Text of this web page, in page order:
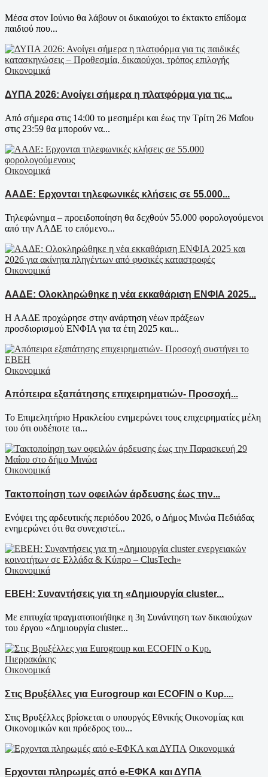
Μέσα στον Ιούνιο θα λάβουν οι δικαιούχοι το έκτακτο επίδομα
παιδιού που...
Οικονομικά
ΔΥΠΑ 2026: Ανοίγει σήμερα η πλατφόρμα για τις...
Από σήμερα στις 14:00 το μεσημέρι και έως την Τρίτη 26 Μαΐου
στις 23:59 θα μπορούν να...
Οικονομικά
ΑΑΔΕ: Ερχονται τηλεφωνικές κλήσεις σε 55.000...
Τηλεφώνημα – προειδοποίηση θα δεχθούν 55.000 φορολογούμενοι
από την ΑΑΔΕ το επόμενο...
Οικονομικά
ΑΑΔΕ: Ολοκληρώθηκε η νέα εκκαθάριση ΕΝΦΙΑ 2025...
Η ΑΑΔΕ προχώρησε στην ανάρτηση νέων πράξεων
προσδιορισμού ΕΝΦΙΑ για τα έτη 2025 και...
Οικονομικά
Απόπειρα εξαπάτησης επιχειρηματιών- Προσοχή...
Το Επιμελητήριο Ηρακλείου ενημερώνει τους επιχειρηματίες μέλη
του ότι ουδέποτε τα...
Οικονομικά
Τακτοποίηση των οφειλών άρδευσης έως την...
Ενόψει της αρδευτικής περιόδου 2026, ο Δήμος Μινώα Πεδιάδας
ενημερώνει ότι θα συνεχιστεί...
Οικονομικά
EBEH: Συναντήσεις για τη «Δημιουργία cluster...
Με επιτυχία πραγματοποιήθηκε η 3η Συνάντηση των δικαιούχων
του έργου «Δημιουργία cluster...
Οικονομικά
Στις Βρυξέλλες για Eurogroup και ECOFIN ο Κυρ....
Στις Βρυξέλλες βρίσκεται ο υπουργός Εθνικής Οικονομίας και
Οικονομικών και πρόεδρος του...
Οικονομικά
Ερχονται πληρωμές από e-ΕΦΚΑ και ΔΥΠΑ